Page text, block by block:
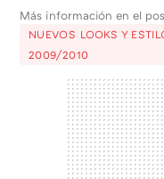
Más información en el
NUEVOS LOOKS Y
2009/2010